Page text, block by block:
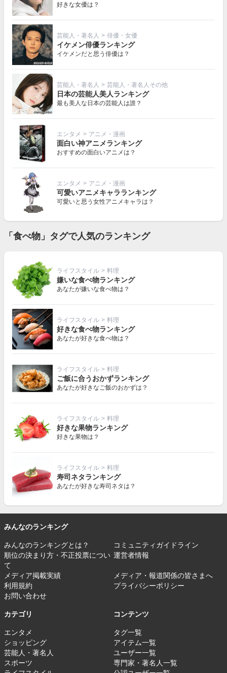
好きな女優は？
芸能人・著名人 > 俳優・女優
イケメン俳優ランキング
イケメンだと思う俳優は？
芸能人・著名人 > 芸能人・著名人その他
日本の芸能人美人ランキング
最も美人な日本の芸能人は誰？
エンタメ > アニメ・漫画
面白い神アニメランキング
おすすめの面白いアニメは？
エンタメ > アニメ・漫画
可愛いアニメキャラランキング
可愛いと思う女性アニメキャラは？
「食べ物」タグで人気のランキング
ライフスタイル > 料理
嫌いな食べ物ランキング
あなたが嫌いな食べ物は？
ライフスタイル > 料理
好きな食べ物ランキング
あなたが好きな食べ物は？
ライフスタイル > 料理
ご飯に合うおかずランキング
あなたが好きなご飯のおかずは？
ライフスタイル > 料理
好きな果物ランキング
好きな果物は？
ライフスタイル > 料理
寿司ネタランキング
あなたが好きな寿司ネタは？
みんなのランキング
みんなのランキングとは？
コミュニティガイドライン
順位の決まり方・不正投票につい
て
運営者情報
メディア掲載実績
メディア・報道関係の皆さまへ
利用規約
プライバシーポリシー
お問い合わせ
カテゴリ
エンタメ
ショッピング
芸能人・著名人
スポーツ
コンテンツ
タグ一覧
アイテム一覧
ユーザー一覧
専門家・著名人一覧